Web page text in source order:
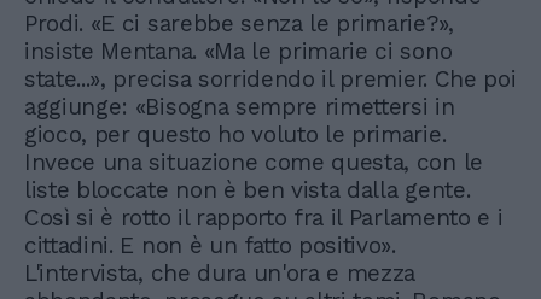
Prodi. «E ci sarebbe senza le primarie?»,
insiste Mentana. «Ma le primarie ci sono
state...», precisa sorridendo il premier. Che poi
aggiunge: «Bisogna sempre rimettersi in
gioco, per questo ho voluto le primarie.
Invece una situazione come questa, con le
liste bloccate non è ben vista dalla gente.
Così si è rotto il rapporto fra il Parlamento e i
cittadini. E non è un fatto positivo».
L'intervista, che dura un'ora e mezza